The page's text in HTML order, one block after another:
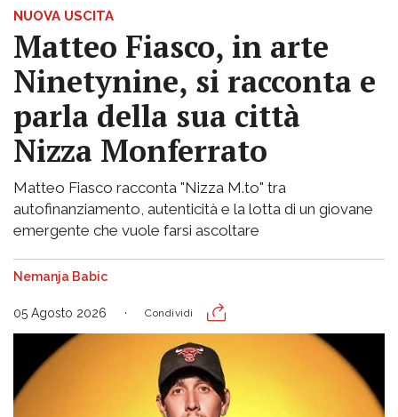
NUOVA USCITA
Matteo Fiasco, in arte
Ninetynine, si racconta e
parla della sua città
Nizza Monferrato
Matteo Fiasco racconta "Nizza M.to" tra
autofinanziamento, autenticità e la lotta di un giovane
emergente che vuole farsi ascoltare
Nemanja Babic
05 Agosto 2026 Condividi